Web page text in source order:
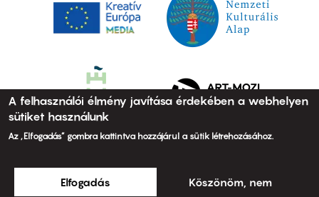
A felhasználói élmény javítása érdekében a webhelyen
sütiket használunk
Az „Elfogadás” gombra kattintva hozzájárul a sütik létrehozásához.
Elfogadás Köszönöm, nem